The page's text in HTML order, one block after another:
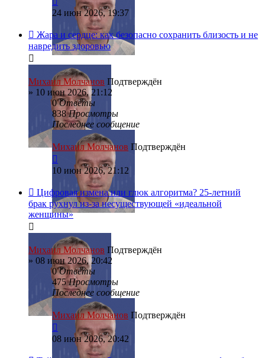
24 июн 2026, 19:37
Жара и сердце: как безопасно сохранить близость и не
навредить здоровью
Михаил Молчанов Подтверждён
» 10 июн 2026, 21:12
0Ответы
838Просмотры
Последнее сообщение
Михаил Молчанов Подтверждён
10 июн 2026, 21:12
Цифровая измена или глюк алгоритма? 25-летний
брак рухнул из-за несуществующей «идеальной
женщины»
Михаил Молчанов Подтверждён
» 08 июн 2026, 20:42
0Ответы
475Просмотры
Последнее сообщение
Михаил Молчанов Подтверждён
08 июн 2026, 20:42